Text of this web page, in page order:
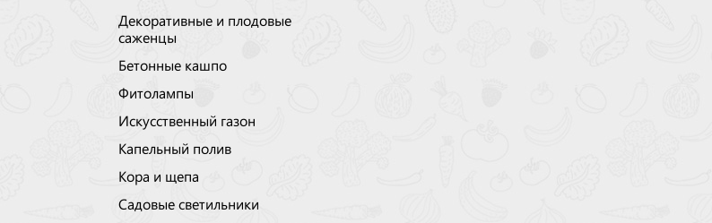
Декоративные и плодовые
саженцы
Бетонные кашпо
Фитолампы
Искусственный газон
Капельный полив
Кора и щепа
Садовые светильники